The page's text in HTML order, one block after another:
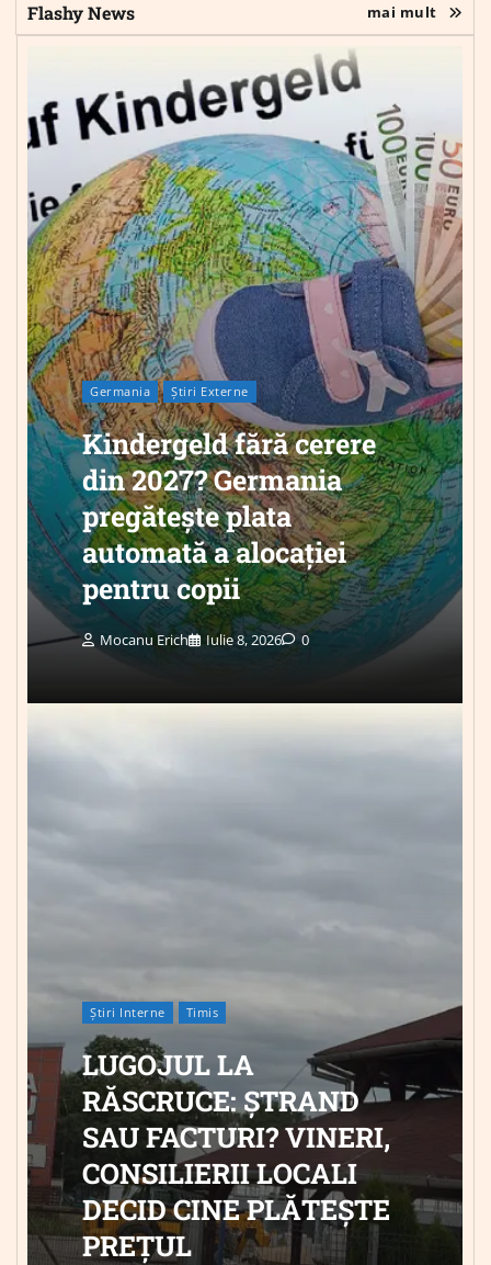
Flashy News mai mult
Germania Știri Externe
Kindergeld fără cerere
din 2027? Germania
pregătește plata
automată a alocației
pentru copii
Mocanu Erich Iulie 8, 2026 0
Știri Interne Timis
LUGOJUL LA
RĂSCRUCE: ȘTRAND
SAU FACTURI? VINERI,
CONSILIERII LOCALI
DECID CINE PLĂTEȘTE
PREȚUL